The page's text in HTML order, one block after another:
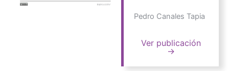
Pedro Canales Tapia
Ver publicación
→